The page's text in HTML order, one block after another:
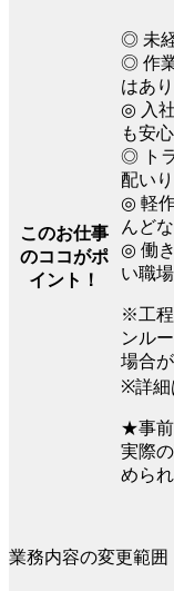
このお仕事
のココがポ
イント！
◎ 未
◎ 作
はあ
◎ 入
も安
◎ ト
配いり
◎ 軽
んどな
◎ 働
い職場
※工程
ンル
場合
※詳細
★事前
実際
めら
業務内容の変更範